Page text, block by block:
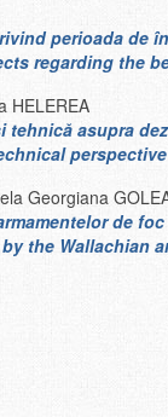
perioada de
regarding the
HELEREA
asupra
Georgiana
de
the Wallachian